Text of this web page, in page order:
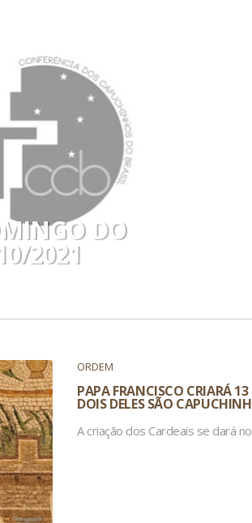
DO
2021
ORDEM
PAPA FRANCISCO CRIARÁ
DOIS DELES SÃO
A criação dos Cardeais se dará